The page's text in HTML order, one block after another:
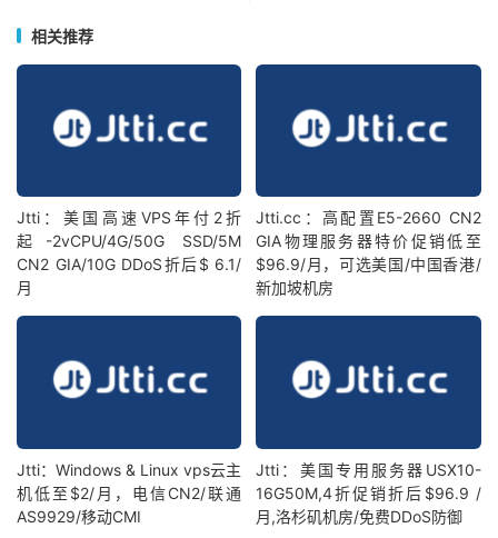
相关推荐
Jtti：美国高速VPS年付2折
起-2vCPU/4G/50G SSD/5M
CN2 GIA/10G DDoS折后$ 6.1/
月
Jtti.cc：高配置E5-2660 CN2
GIA物理服务器特价促销低至
$96.9/月，可选美国/中国香港/
新加坡机房
Jtti：Windows & Linux vps云主
机低至$2/月，电信CN2/联通
AS9929/移动CMI
Jtti：美国专用服务器USX10-
16G50M,4折促销折后$96.9 /
月,洛杉矶机房/免费DDoS防御